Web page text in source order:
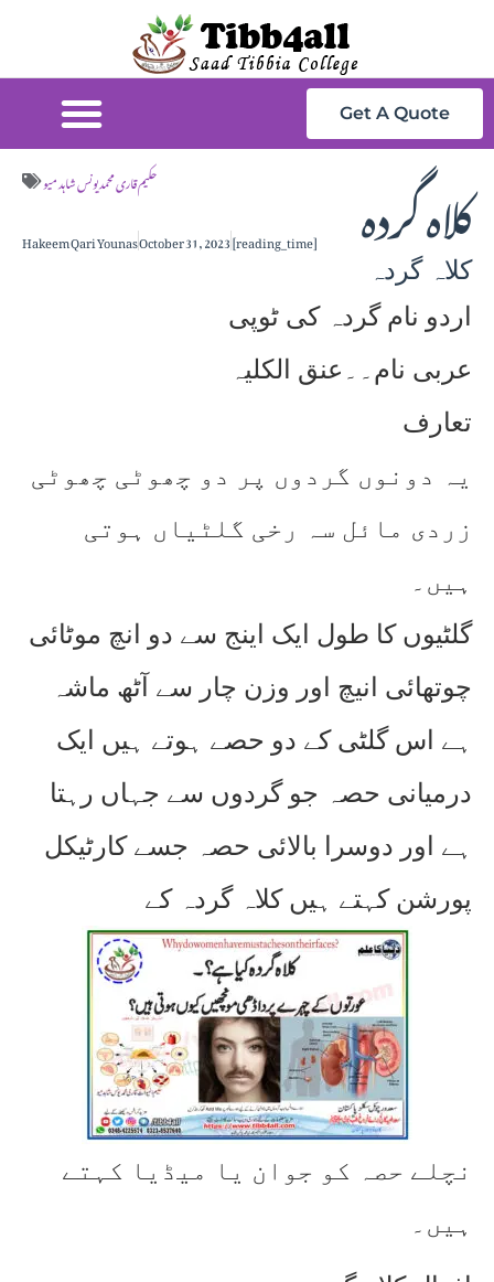
Get A Quote
حکیم قاری محمد یونس شاہد میو کلاہ گردہ Hakeem Qari YounasOctober 31, 2023[reading_time]
کلاہ گردہ
اردو نام گردہ کی ٹوپی
عربی نام۔۔عنق الکلیہ
تعارف
یہ دونوں گردوں پر دو چھوٹی چھوٹی
زردی مائل سہ رخی گلٹیاں ہوتی
ہیں۔
گلٹیوں کا طول ایک اینج سے دو انچ موٹائی
چوتھائی انیچ اور وزن چار سے آٹھ ماشہ
ہے اس گلٹی کے دو حصے ہوتے ہیں ایک
درمیانی حصہ جو گردوں سے جہاں رہتا
ہے اور دوسرا بالائی حصہ جسے کارٹیکل
پورشن کہتے ہیں کلاہ گردہ کے
نچلے حصہ کو جوان یا میڈیا کہتے
ہیں۔